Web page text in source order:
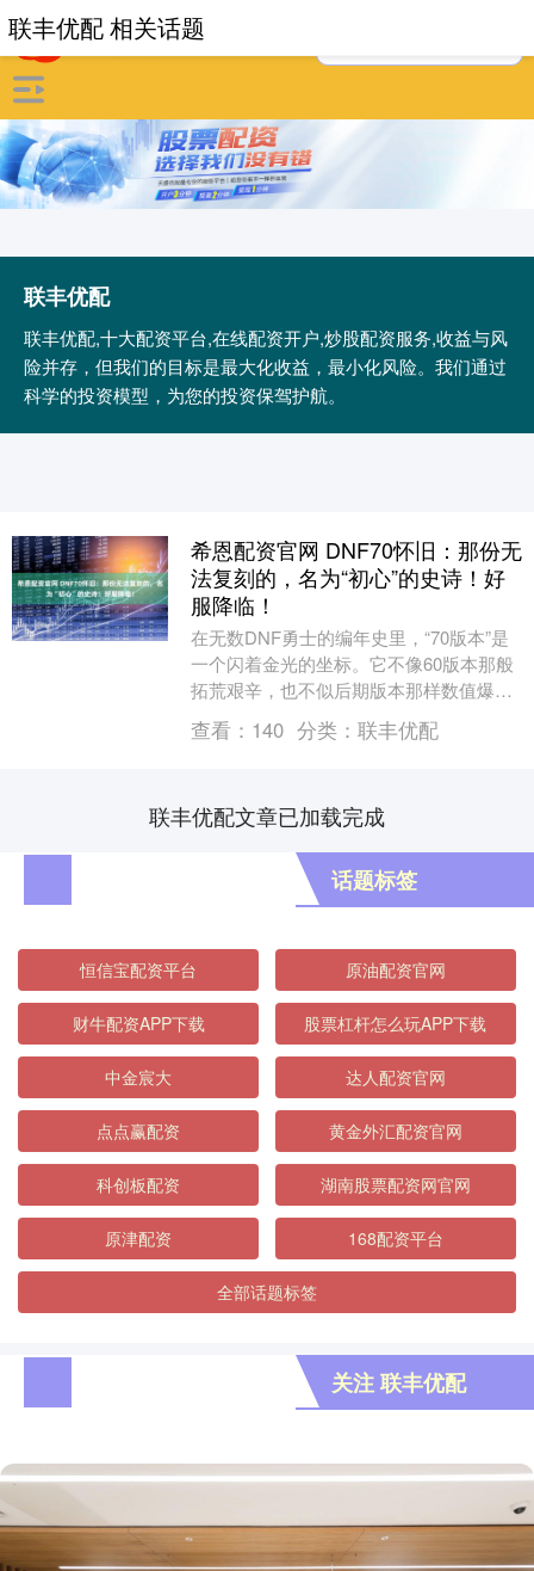
联丰优配
联丰优配,十大配资平台,在线配资开户,炒股配资服务,收益与风
险并存，但我们的目标是最大化收益，最小化风险。我们通过
科学的投资模型，为您的投资保驾护航。
联丰优配 相关话题
希恩配资官网 DNF70怀旧：那份无
法复刻的，名为“初心”的史诗！好
服降临！
在无数DNF勇士的编年史里，“70版本”是
一个闪着金光的坐标。它不像60版本那般
拓荒艰辛，也不似后期版本那样数值爆
炸。它恰好处在了一个微妙的平衡点上
——承接着经....
查看： 140 分类： 联丰优配
联丰优配文章已加载完成
话题标签
恒信宝配资平台 原油配资官网
财牛配资APP下载 股票杠杆怎么玩APP下载
中金宸大 达人配资官网
点点赢配资 黄金外汇配资官网
科创板配资 湖南股票配资网官网
原津配资 168配资平台
全部话题标签
关注 联丰优配